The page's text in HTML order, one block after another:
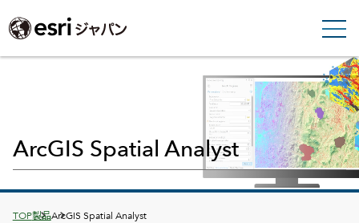
ArcGIS Spatial Analyst
Breadcrumbs
TOP製品ArcGIS Spatial Analyst